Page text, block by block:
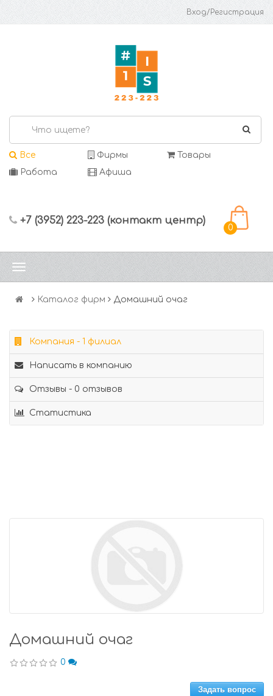
Вход/Регистрация
Все Фирмы
Товары
Работа
Афиша
+7 (3952) 223-223 (контакт центр)
0
Каталог фирм Домашний очаг
Компания - 1 филиал
Написать в компанию
Отзывы - 0 отзывов
Статистика
Домашний очаг
0
Задать вопрос